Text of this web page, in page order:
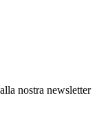
nostra newsletter